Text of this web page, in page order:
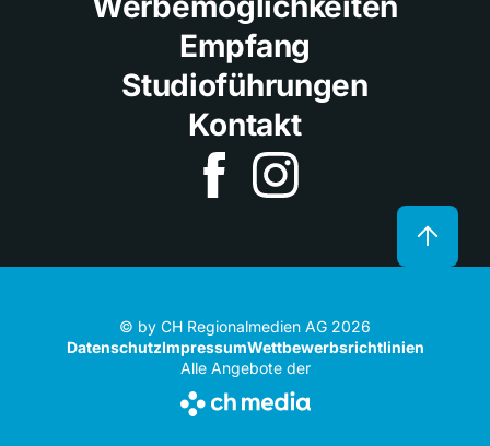
Empfang
Studioführungen
Kontakt
© by CH Regionalmedien AG 2026
DatenschutzImpressumWettbewerbsrichtlinien
Alle Angebote der